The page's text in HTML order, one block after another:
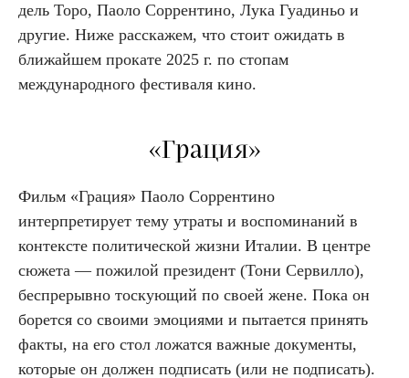
дель Торо, Паоло Соррентино, Лука Гуадиньо и
другие. Ниже расскажем, что стоит ожидать в
ближайшем прокате 2025 г. по стопам
международного фестиваля кино.
«Грация»
Фильм «Грация» Паоло Соррентино
интерпретирует тему утраты и воспоминаний в
контексте политической жизни Италии. В центре
сюжета — пожилой президент (Тони Сервилло),
беспрерывно тоскующий по своей жене. Пока он
борется со своими эмоциями и пытается принять
факты, на его стол ложатся важные документы,
которые он должен подписать (или не подписать).